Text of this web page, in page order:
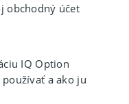
obchodný účet
IQ Option
používať a ako ju